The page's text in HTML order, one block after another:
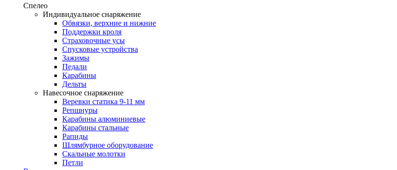
Спелео
Индивидуальное снаряжение
Обвязки, верхние и нижние
Поддержки кроля
Страховочные усы
Спусковые устройства
Зажимы
Педали
Карабины
Дельты
Навесочное снаряжение
Веревки статика 9-11 мм
Репшнуры
Карабины алюминиевые
Карабины стальные
Рапиды
Шлямбурное оборудование
Скальные молотки
Петли